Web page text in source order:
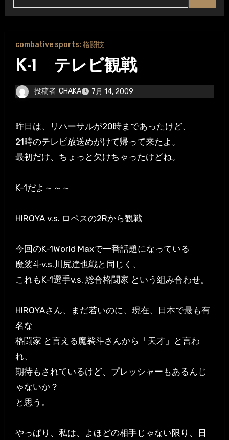
combative sports: 格闘技
K-1 テレビ観戦
投稿者 CHAKA 7月 14, 2009
昨日は、リハーサルが20時まであったけど、
21時のテレビ放送めがけて帰って来たよ。
最初だけ、ちょっと欠けちゃったけどね。
K-1だよ～～～
HIROYA v.s. ロペスの2Rから観戦
今回のK-1World Maxで一番話題になっている
魔裟斗v.s.川尻達也戦と同じく、
これもK-1選手v.s. 総合格闘家 という組み合わせ。
HIROYAさん、まだ若いのに、現在、日本で最も有
名な
格闘家 と言える魔裟斗さんから「天才」と言わ
れ、
期待もされているけど、プレッシャーもあるんじ
ゃないか？
と思う。
やっぱり、私は、よほどの相手じゃない限り、日